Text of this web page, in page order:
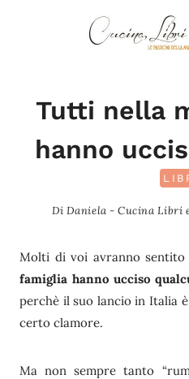
Tutti nella
hanno
Di Daniela - Cucina Libri
Molti di voi avranno sentito
famiglia hanno ucciso
perchè il suo lancio in Italia
certo clamore.
Ma non sempre tanto